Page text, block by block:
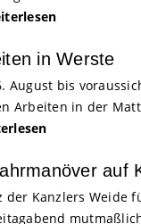
in Werste
August bis
Arbeiten in der
auf
der Kanzlers Weide